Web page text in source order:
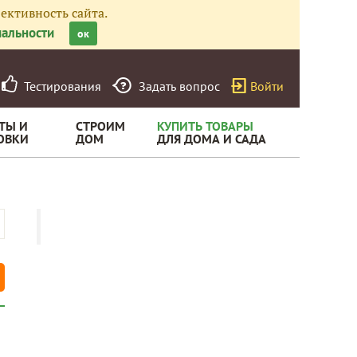
сайта.
ок
Тестирования Задать вопрос Войти
И
СТРОИМ
ДОМ
КУПИТЬ ТОВАРЫ
ДЛЯ ДОМА И САДА